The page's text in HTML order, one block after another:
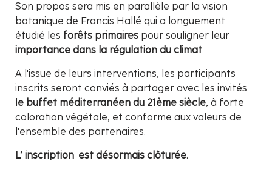
Son propos sera mis en parallèle par la vision
botanique de Francis Hallé qui a longuement
étudié les forêts primaires pour souligner leur
importance dans la régulation du climat.
A l'issue de leurs interventions, les participants
inscrits seront conviés à partager avec les invités
e buffet méditerranéen du 21ème siècle, à forte
coloration végétale, et conforme aux valeurs de
l'ensemble des partenaires.
L’ inscription est désormais clôturée.